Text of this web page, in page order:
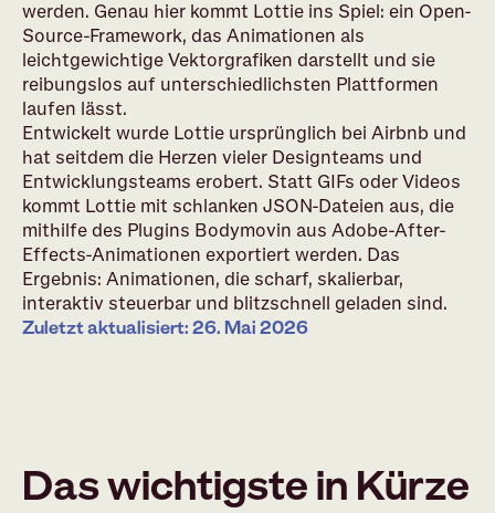
werden. Genau hier kommt Lottie ins Spiel: ein Open-
Source-Framework, das Animationen als
leichtgewichtige Vektorgrafiken darstellt und sie
reibungslos auf unterschiedlichsten Plattformen
laufen lässt.
Entwickelt wurde Lottie ursprünglich bei Airbnb und
hat seitdem die Herzen vieler Designteams und
Entwicklungsteams erobert. Statt GIFs oder Videos
kommt Lottie mit schlanken JSON-Dateien aus, die
mithilfe des Plugins Bodymovin aus Adobe-After-
Effects-Animationen exportiert werden. Das
Ergebnis: Animationen, die scharf, skalierbar,
interaktiv steuerbar und blitzschnell geladen sind.
Zuletzt aktualisiert: 26. Mai 2026
Das wichtigste in Kürze